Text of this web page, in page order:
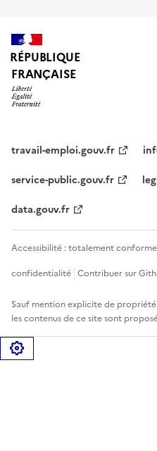
RÉPUBLIQUE
FRANÇAISE
travail-emploi.gouv.fr
service-public.gouv.fr
data.gouv.fr
Accessibilité : totalement conforme
confidentialité Contribuer sur
Sauf mention explicite de
les contenus de ce site sont
Gérer les cookies